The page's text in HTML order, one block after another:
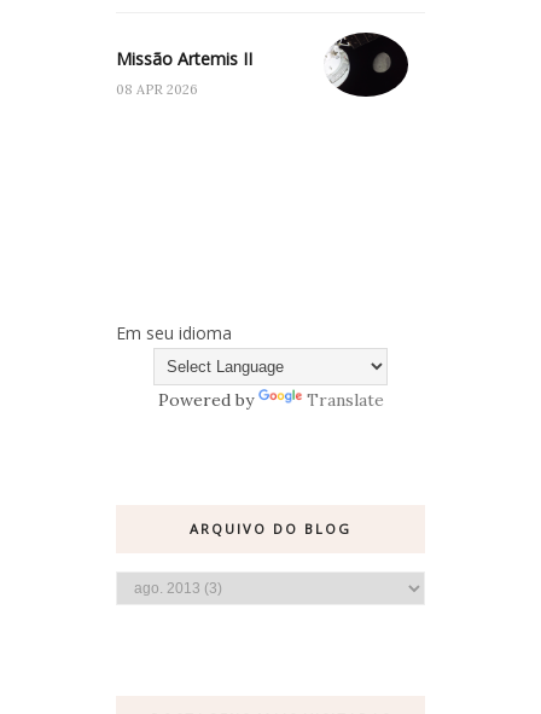
Missão Artemis II
08 APR 2026
Em seu idioma
Powered by Translate
ARQUIVO DO BLOG